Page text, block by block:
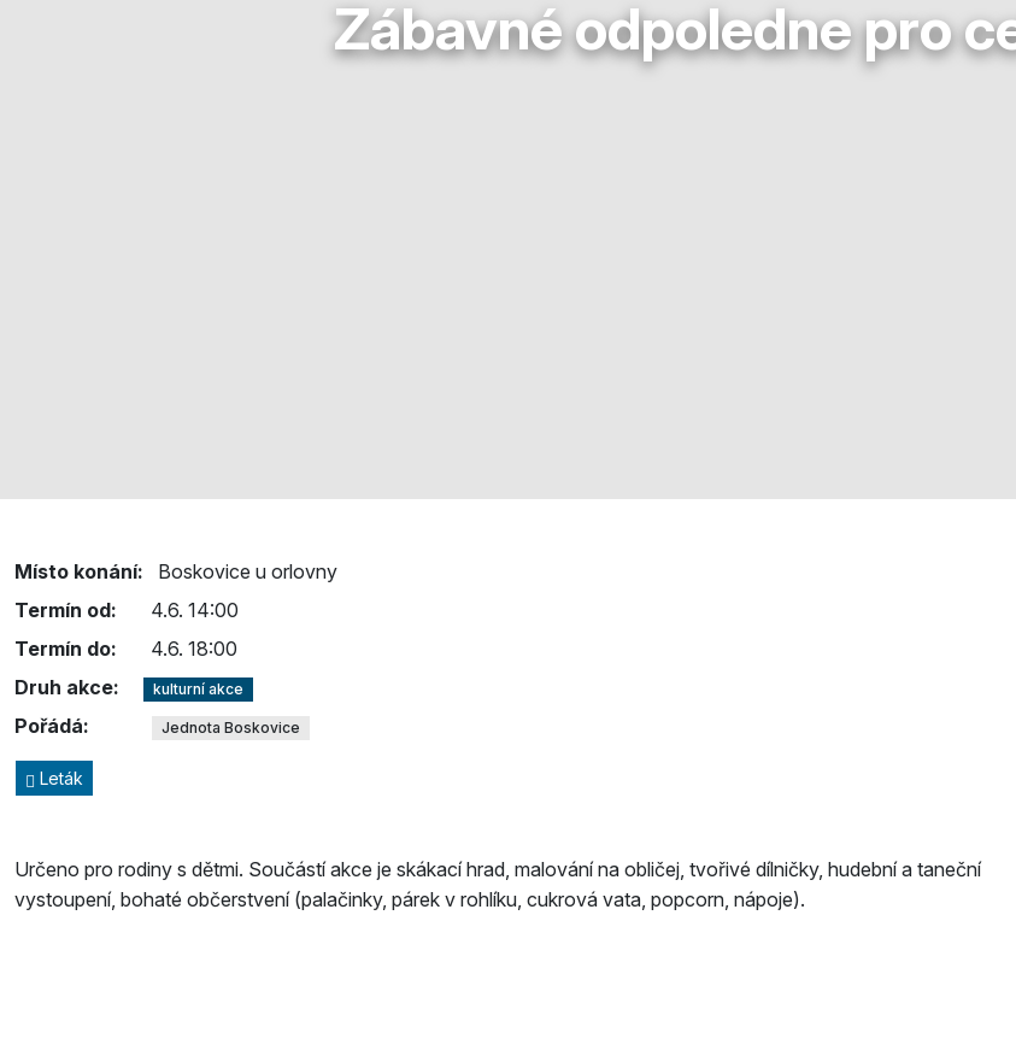
Zábavné odpoledne pro
Místo konání:
Boskovice u orlovny
Termín od:
4.6. 14:00
Termín do:
4.6. 18:00
Druh akce:
kulturní akce
Pořádá: Jednota Boskovice
Leták
Určeno pro rodiny s dětmi. Součástí akce je skákací hrad, malování na obličej, tvořivé dílničky, hudební a taneční
vystoupení, bohaté občerstvení (palačinky, párek v rohlíku, cukrová vata, popcorn, nápoje).